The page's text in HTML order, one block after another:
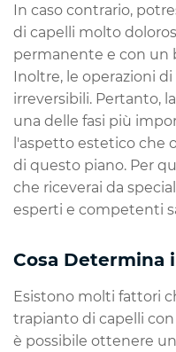
In caso contrario,
di capelli molto
permanente e con un
Inoltre, le operazioni
irreversibili. Pertanto,
una delle fasi più
l'aspetto estetico che
di questo piano. Per
che riceverai da
esperti e competenti
Cosa Determina
Esistono molti fattori
trapianto di capelli
è possibile ottenere